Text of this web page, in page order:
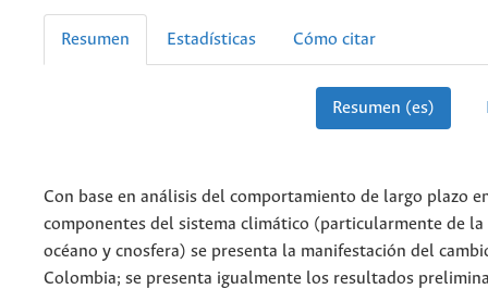
Resumen Estadísticas Cómo citar
Resumen (es)
Con base en análisis del comportamiento de largo plazo
componentes del sistema climático (particularmente de la
océano y cnosfera) se presenta la manifestación del
Colombia; se presenta igualmente los resultados